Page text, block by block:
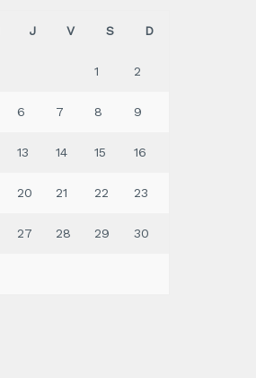
J V S D
1 2
6 7 8 9
13 14 15 16
20 21 22 23
27 28 29 30